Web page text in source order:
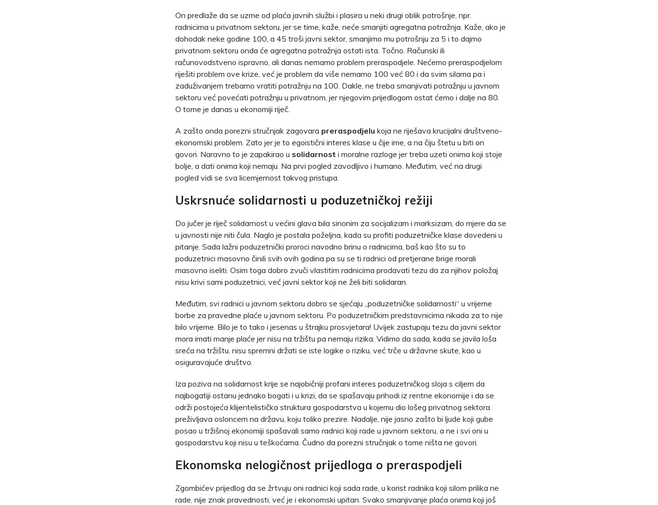
On predlaže da se uzme od plaća javnih službi i plasira u neki drugi oblik potrošnje, npr.
radnicima u privatnom sektoru, jer se time, kaže, neće smanjiti agregatna potražnja. Kaže, ako je
dohodak neke godine 100, a 45 troši javni sektor, smanjimo mu potrošnju za 5 i to dajmo
privatnom sektoru onda će agregatna potražnja ostati ista. Točno. Računski ili
računovodstveno ispravno, ali danas nemamo problem preraspodjele. Nećemo preraspodjelom
riješiti problem ove krize, već je problem da više nemamo 100 već 80 i da svim silama pa i
zaduživanjem trebamo vratiti potražnju na 100. Dakle, ne treba smanjivati potražnju u javnom
sektoru već povećati potražnju u privatnom, jer njegovim prijedlogom ostat ćemo i dalje na 80.
O tome je danas u ekonomiji riječ.
A zašto onda porezni stručnjak zagovara preraspodjelu koja ne riješava krucijalni društveno-
ekonomski problem. Zato jer je to egoistični interes klase u čije ime, a na čiju štetu u biti on
govori. Naravno to je zapakirao u solidarnost i moralne razloge jer treba uzeti onima koji stoje
bolje, a dati onima koji nemaju. Na prvi pogled zavodljivo i humano. Međutim, već na drugi
pogled vidi se sva licemjernost takvog pristupa.
Uskrsnuće solidarnosti u poduzetničkoj režiji
Do jučer je riječ solidarnost u većini glava bila sinonim za socijalizam i marksizam, do mjere da se
u javnosti nije niti čula. Naglo je postala poželjna, kada su profiti poduzetničke klase dovedeni u
pitanje. Sada lažni poduzetnički proroci navodno brinu o radnicima, baš kao što su to
poduzetnici masovno činili svih ovih godina pa su se ti radnici od pretjerane brige morali
masovno iseliti. Osim toga dobro zvuči vlastitim radnicima prodavati tezu da za njihov položaj
nisu krivi sami poduzetnici, već javni sektor koji ne želi biti solidaran.
Međutim, svi radnici u javnom sektoru dobro se sjećaju „poduzetničke solidarnosti“ u vrijeme
borbe za pravedne plaće u javnom sektoru. Po poduzetničkim predstavnicima nikada za to nije
bilo vrijeme. Bilo je to tako i jesenas u štrajku prosvjetara! Uvijek zastupaju tezu da javni sektor
mora imati manje plaće jer nisu na tržištu pa nemaju rizika. Vidimo da sada, kada se javila loša
sreća na tržištu, nisu spremni držati se iste logike o riziku, već trče u državne skute, kao u
osiguravajuće društvo.
Iza poziva na solidarnost krije se najobičniji profani interes poduzetničkog sloja s ciljem da
najbogatiji ostanu jednako bogati i u krizi, da se spašavaju prihodi iz rentne ekonomije i da se
održi postojeća klijentelistička struktura gospodarstva u kojemu dio lošeg privatnog sektora
preživljava osloncem na državu, koju toliko prezire. Nadalje, nije jasno zašto bi ljude koji gube
posao u tržišnoj ekonomiji spašavali samo radnici koji rade u javnom sektoru, a ne i svi oni u
gospodarstvu koji nisu u teškoćama. Čudno da porezni stručnjak o tome ništa ne govori.
Ekonomska nelogičnost prijedloga o preraspodjeli
Zgombićev prijedlog da se žrtvuju oni radnici koji sada rade, u korist radnika koji silom prilika ne
rade, nije znak pravednosti, već je i ekonomski upitan. Svako smanjivanje plaća onima koji još